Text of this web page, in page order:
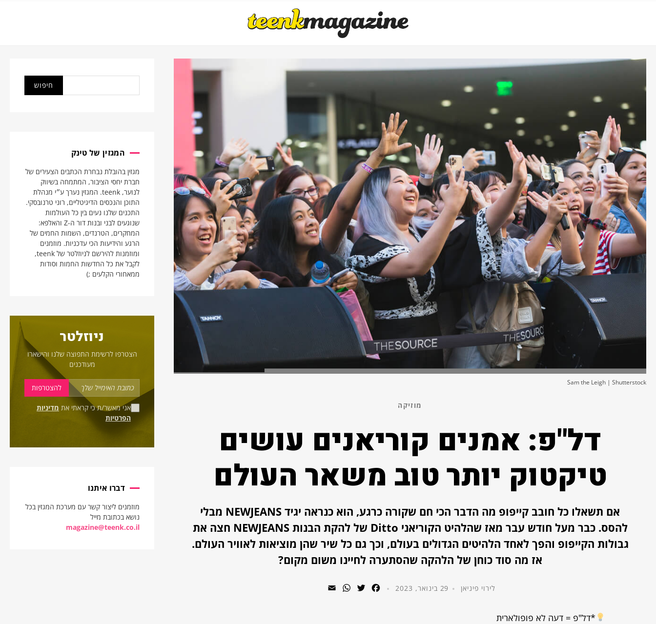
Sam the Leigh | Shutterstock
מוזיקה
דל"פ: אמנים קוריאנים עושים
טיקטוק יותר טוב משאר העולם
אם תשאלו כל חובב קייפופ מה הדבר הכי חם שקורה כרגע, הוא כנראה יגיד NEWJEANS מבלי
להסס. כבר מעל חודש עבר מאז שהלהיט הקוריאני Ditto של להקת הבנות NEWJEANS חצה את
גבולות הקייפופ והפך לאחד הלהיטים הגדולים בעולם, וכך גם כל שיר שהן מוציאות לאוויר העולם.
אז מה סוד כוחן של הלהקה שהסתערה לחיינו משום מקום?
לירוי פיניאן 29 בינואר, 2023 Facebook
Twitter
WhatsApp
*דל"פ = דעה לא פופולארית
המגזין של טינק
מגזין בהובלת נבחרת הכתבים הצעירים של
חברת יחסי הציבור, המתמחה בשיווק
לנוער, teenk. המגזין נערך ע״י מנהלת
התוכן והנכסים הדיגיטליים, רוני טרנובסקי.
התכנים שלנו נעים בין כל העולמות
שנוגעים לבני ובנות דור ה-Z והאלפא:
המחקרים, הטרנדים, השמות החמים של
הרגע והידיעות הכי עדכניות. מוזמנים
ומוזמנות להירשם לניוזלטר של teenk,
לקבל את כל החדשות החמות וסודות
ממאחורי הקלעים ;)
ניוזלטר
הצטרפו לרשימת התפוצה שלנו והישארו
מעודכנים
אני מאשר/ת כי קראתי את מדיניות
הפרטיות
דברו איתנו
מוזמנים ליצור קשר עם מערכת המגזין בכל
נושא בכתובת מייל
magazine@teenk.co.il